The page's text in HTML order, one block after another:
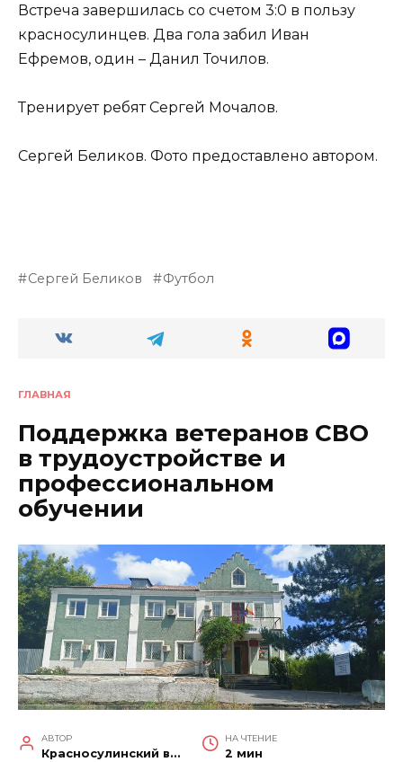
Встреча завершилась со счетом 3:0 в пользу
красносулинцев. Два гола забил Иван
Ефремов, один – Данил Точилов.
Тренирует ребят Сергей Мочалов.
Сергей Беликов. Фото предоставлено автором.
Сергей Беликов Футбол
ГЛАВНАЯ
Поддержка ветеранов СВО
в трудоустройстве и
профессиональном
обучении
АВТОР
Красносулинский вестник
НА ЧТЕНИЕ
2 мин